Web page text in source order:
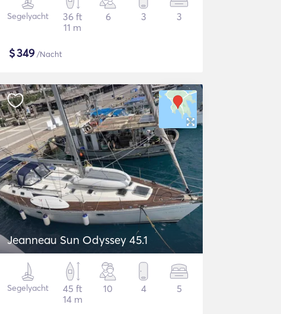
Segelyacht
36 ft
11 m
6 3 3
$349/Nacht
Jeanneau Sun Odyssey 45.1
Segelyacht
45 ft
14 m
10 4 5